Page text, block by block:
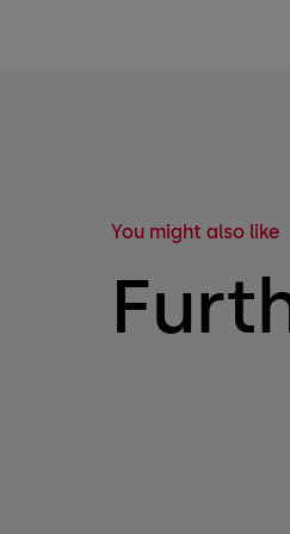
You might also like